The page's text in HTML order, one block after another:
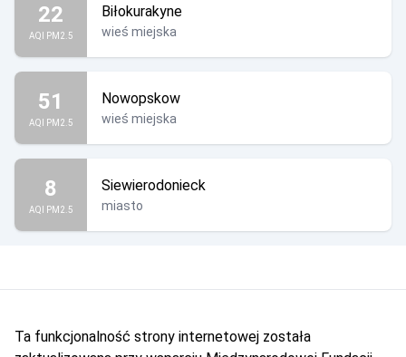
22
AQI PM2.5
Biłokurakyne
wieś miejska
51
AQI PM2.5
Nowopskow
wieś miejska
8
AQI PM2.5
Siewierodonieck
miasto
Ta funkcjonalność strony internetowej została